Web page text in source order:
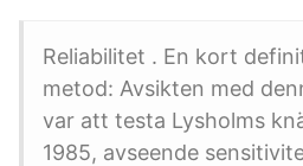
Reliabilitet . En kort
metod: Avsikten med
var att testa Lysholms
1985, avseende